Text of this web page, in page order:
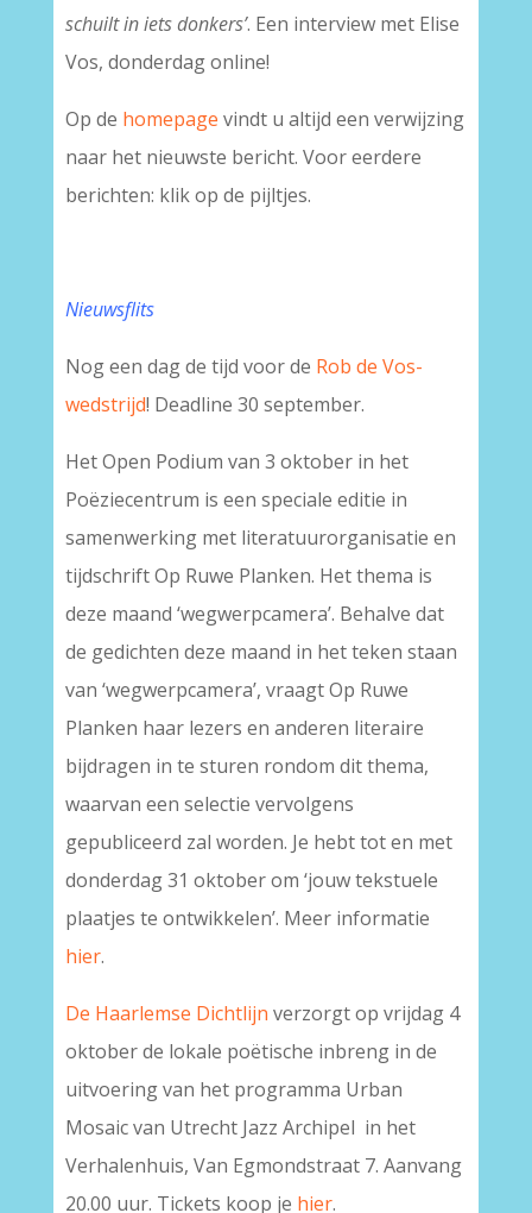
schuilt in iets donkers’. Een interview met Elise
Vos, donderdag online!
Op de homepage vindt u altijd een verwijzing
naar het nieuwste bericht. Voor eerdere
berichten: klik op de pijltjes.
Nieuwsflits
Nog een dag de tijd voor de Rob de Vos-
wedstrijd! Deadline 30 september.
Het Open Podium van 3 oktober in het
Poëziecentrum is een speciale editie in
samenwerking met literatuurorganisatie en
tijdschrift Op Ruwe Planken. Het thema is
deze maand ‘wegwerpcamera’. Behalve dat
de gedichten deze maand in het teken staan
van ‘wegwerpcamera’, vraagt Op Ruwe
Planken haar lezers en anderen literaire
bijdragen in te sturen rondom dit thema,
waarvan een selectie vervolgens
gepubliceerd zal worden. Je hebt tot en met
donderdag 31 oktober om ‘jouw tekstuele
plaatjes te ontwikkelen’. Meer informatie
hier.
De Haarlemse Dichtlijn verzorgt op vrijdag 4
oktober de lokale poëtische inbreng in de
uitvoering van het programma Urban
Mosaic van Utrecht Jazz Archipel in het
Verhalenhuis, Van Egmondstraat 7. Aanvang
20.00 uur. Tickets koop je hier.